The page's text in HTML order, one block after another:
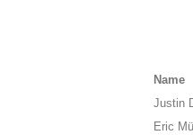
Name
Justin
Eric